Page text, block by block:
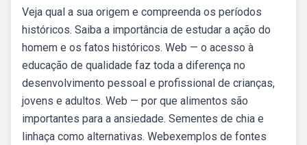
Veja qual a sua origem e compreenda os períodos
históricos. Saiba a importância de estudar a ação do
homem e os fatos históricos. Web — o acesso à
educação de qualidade faz toda a diferença no
desenvolvimento pessoal e profissional de crianças,
jovens e adultos. Web — por que alimentos são
importantes para a ansiedade. Sementes de chia e
linhaça como alternativas. Webexemplos de fontes